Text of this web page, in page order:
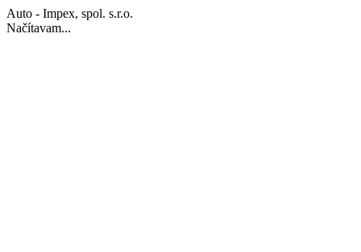
Auto - Impex, spol. s.r.o.
Načítavam...